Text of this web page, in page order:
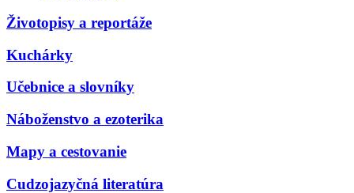
Životopisy a reportáže
Kuchárky
Učebnice a slovníky
Náboženstvo a ezoterika
Mapy a cestovanie
Cudzojazyčná literatúra